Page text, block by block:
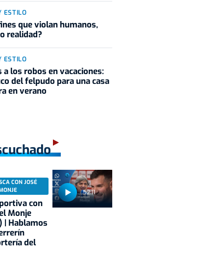
ESTILO
que violan humanos,
realidad?
ESTILO
a los robos en vacaciones:
del felpudo para una casa
en verano
52:11
CON JOSÉ
con
Monje
Hablamos
del